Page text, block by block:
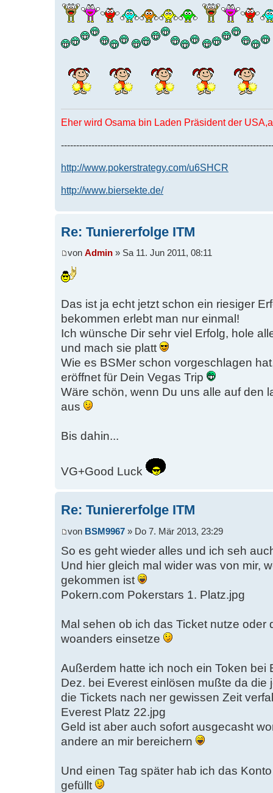
Eher wird Osama bin Laden Präsident der
http://www.pokerstrategy.com/u6SHCR
http://www.biersekte.de/
Re: Tuniererfolge ITM
von Admin » Sa 11. Jun 2011, 08:11
Das ist ja echt jetzt schon ein riesiger
bekommen erlebt man nur einmal!
Ich wünsche Dir sehr viel Erfolg, hole
und mach sie platt
Wie es BSMer schon vorgeschlagen
eröffnet für Dein Vegas Trip
Wäre schön, wenn Du uns alle auf den
aus
Bis dahin...
VG+Good Luck
Re: Tuniererfolge ITM
von BSM9967 » Do 7. Mär 2013, 23:29
So es geht wieder alles und ich seh
Und hier gleich mal wider was von mir,
gekommen ist
Pokern.com Pokerstars 1. Platz.jpg
Mal sehen ob ich das Ticket nutze oder
woanders einsetze
Außerdem hatte ich noch ein Token bei
Dez. bei Everest einlösen mußte da die
die Tickets nach ner gewissen Zeit
Everest Platz 22.jpg
Geld ist aber auch sofort ausgecasht
andere an mir bereichern
Und einen Tag später hab ich das
gefüllt